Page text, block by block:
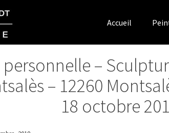
Accueil
–
– 12260
18 octobre